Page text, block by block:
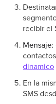
recibir el
Mensaje:
dinamico
En la
SMS